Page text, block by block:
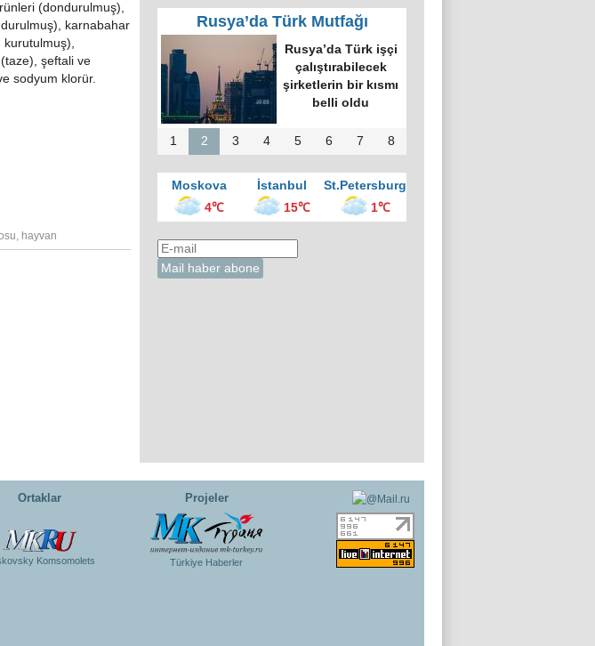
(dondurulmuş),
karnabahar
kurutulmuş),
şeftali ve
sodyum klorür.
, hayvan
Rusya’da Türk Mutfağı
Rusya’da Türk işçi
çalıştırabilecek
şirketlerin bir kısmı
belli oldu
1 2 3 4 5 6 7 8
Moskova İstanbul
St.Petersburg
4℃
15℃ 1℃
Ortaklar
Komsomolets
Projeler
Türkiye Haberler